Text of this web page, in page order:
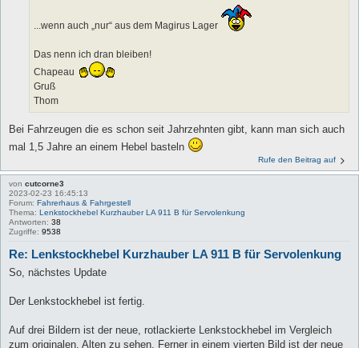
...wenn auch „nur“ aus dem Magirus Lager
Das nenn ich dran bleiben!
Chapeau
Gruß
Thom
Bei Fahrzeugen die es schon seit Jahrzehnten gibt, kann man sich auch
mal 1,5 Jahre an einem Hebel basteln
Rufe den Beitrag auf
von cutcorne3
2023-02-23 16:45:13
Forum: Fahrerhaus & Fahrgestell
Thema: Lenkstockhebel Kurzhauber LA 911 B für Servolenkung
Antworten: 38
Zugriffe: 9538
Re: Lenkstockhebel Kurzhauber LA 911 B für Servolenkung
So, nächstes Update
Der Lenkstockhebel ist fertig.
Auf drei Bildern ist der neue, rotlackierte Lenkstockhebel im Vergleich
zum originalen, Alten zu sehen. Ferner in einem vierten Bild ist der neue